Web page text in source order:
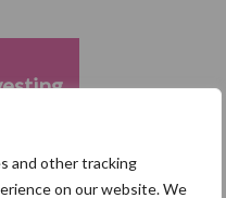
and other tracking
on our website. We